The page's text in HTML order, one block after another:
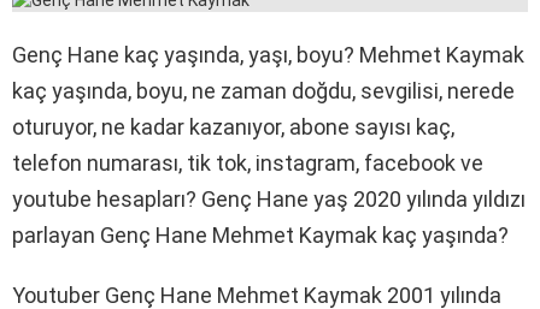
Genç Hane kaç yaşında, yaşı, boyu? Mehmet Kaymak
kaç yaşında, boyu, ne zaman doğdu, sevgilisi, nerede
oturuyor, ne kadar kazanıyor, abone sayısı kaç,
telefon numarası, tik tok, instagram, facebook ve
youtube hesapları? Genç Hane yaş 2020 yılında yıldızı
parlayan Genç Hane Mehmet Kaymak kaç yaşında?
Youtuber Genç Hane Mehmet Kaymak 2001 yılında